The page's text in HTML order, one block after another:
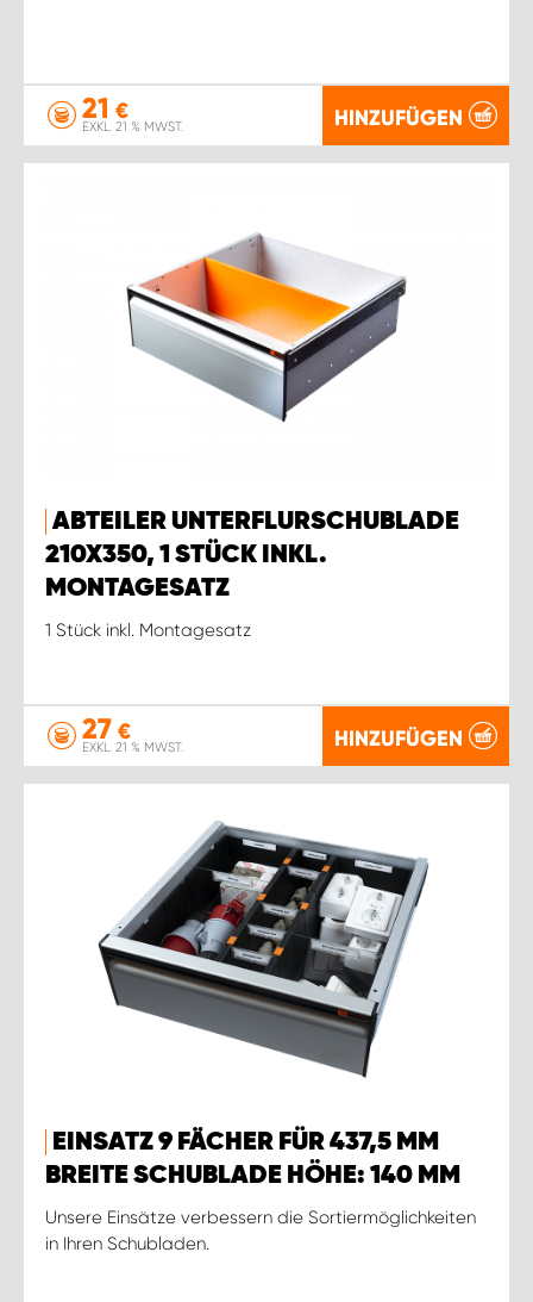
21 €
EXKL. 21 % MWST. HINZUFÜGEN
ABTEILER UNTERFLURSCHUBLADE
210X350, 1 STÜCK INKL.
MONTAGESATZ
1 Stück inkl. Montagesatz
27 €
EXKL. 21 % MWST. HINZUFÜGEN
EINSATZ 9 FÄCHER FÜR 437,5 MM
BREITE SCHUBLADE HÖHE: 140 MM
Unsere Einsätze verbessern die Sortiermöglichkeiten
in Ihren Schubladen.